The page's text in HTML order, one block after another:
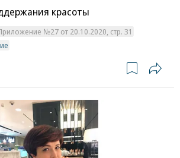
красоты
№27 от 20.10.2020, стр. 31